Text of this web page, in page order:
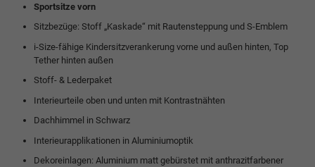
Sportsitze vorn
Sitzbezüge: Stoff „Kaskade“ mit Rautensteppung und S-Emblem
i-Size-fähige Kindersitzverankerung vorne und außen hinten, Top
Tether hinten außen
Stoff- & Lederpaket
Interieurteile oben und unten mit Kontrastnähten
Dachhimmel in Schwarz
Interieurapplikationen in Aluminiumoptik
Dekoreinlagen: Aluminium matt gebürstet mit anthrazitfarbener